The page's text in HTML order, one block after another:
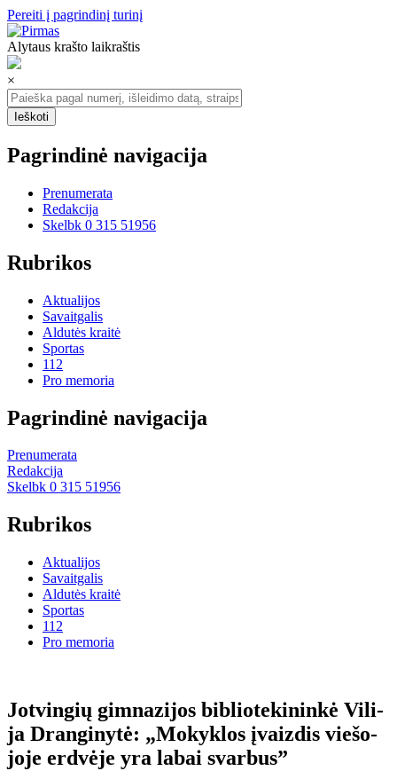
Pereiti į pagrindinį turinį
Alytaus krašto laikraštis
×
Pagrindinė navigacija
Prenumerata
Redakcija
Skelbk 0 315 51956
Rubrikos
Aktualijos
Savaitgalis
Aldutės kraitė
Sportas
112
Pro memoria
Pagrindinė navigacija
Prenumerata
Redakcija
Skelbk 0 315 51956
Rubrikos
Aktualijos
Savaitgalis
Aldutės kraitė
Sportas
112
Pro memoria
Jot­vin­gių gim­na­zi­jos bib­lio­te­ki­nin­kė Vi­li­
ja Dran­gi­ny­tė: „Mo­kyk­los įvaiz­dis vie­šo­
jo­je erd­vė­je yra la­bai svar­bus”